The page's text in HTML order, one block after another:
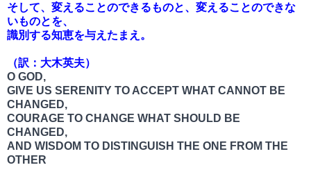
そして、変えることのできるものと、変えることのできな
いものとを、
識別する知恵を与えたまえ。
（訳：大木英夫）
O GOD,
GIVE US SERENITY TO ACCEPT WHAT CANNOT BE
CHANGED,
COURAGE TO CHANGE WHAT SHOULD BE
CHANGED,
AND WISDOM TO DISTINGUISH THE ONE FROM THE
OTHER